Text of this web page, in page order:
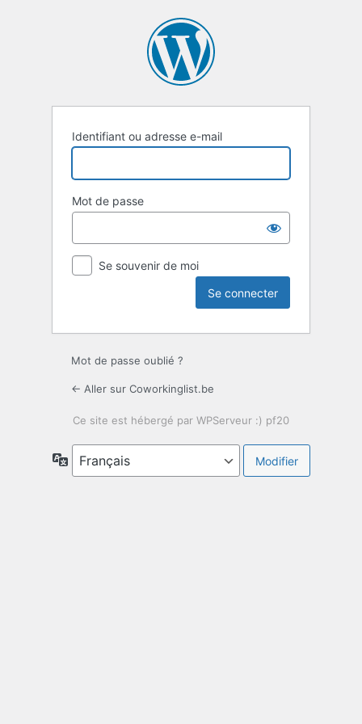
Identifiant ou adresse e-mail
Mot de passe
Se souvenir de moi
Mot de passe oublié ?
← Aller sur Coworkinglist.be
Langue